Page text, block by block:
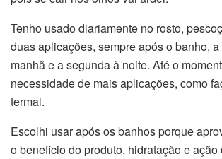
Tenho usado diariamente no rosto,
duas aplicações, sempre após o banho,
manhã e a segunda à noite. Até o
necessidade de mais aplicações, como
termal.
Escolhi usar após os banhos porque
o benefício do produto, hidratação e